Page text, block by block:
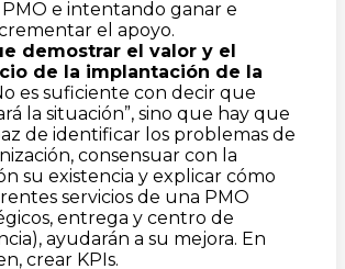
PMO e intentando ganar e
el apoyo.
demostrar el valor y el
de la implantación de la
es suficiente con decir que
la situación”, sino que hay que
de identificar los problemas de
consensuar con la
su existencia y explicar cómo
servicios de una PMO
entrega y centro de
ayudarán a su mejora. En
crear KPIs.